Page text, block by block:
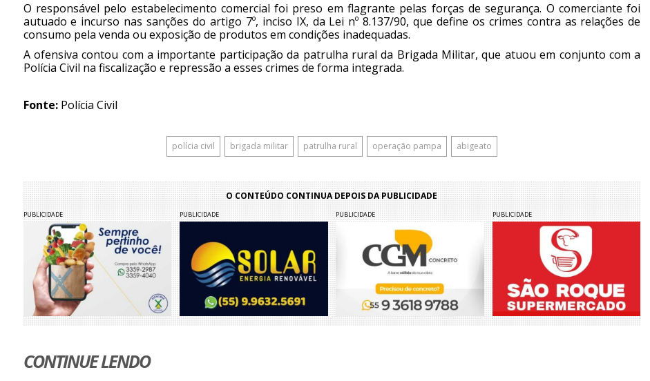
O responsável pelo estabelecimento comercial foi preso em flagrante pelas forças de segurança. O comerciante foi
autuado e incurso nas sanções do artigo 7º, inciso IX, da Lei nº 8.137/90, que define os crimes contra as relações de
consumo pela venda ou exposição de produtos em condições inadequadas.
A ofensiva contou com a importante participação da patrulha rural da Brigada Militar, que atuou em conjunto com a
Polícia Civil na fiscalização e repressão a esses crimes de forma integrada.
Fonte:Polícia Civil
polícia civil brigada militar patrulha rural operação pampa abigeato
O CONTEÚDO CONTINUA DEPOIS DA PUBLICIDADE
PUBLICIDADE PUBLICIDADE PUBLICIDADE PUBLICIDADE
CONTINUE LENDO